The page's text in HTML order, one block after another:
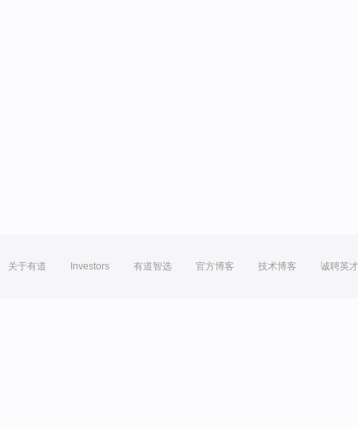
关于有道 Investors 有道智选 官方博客 技术博客 诚聘英才